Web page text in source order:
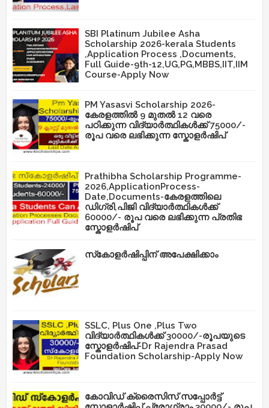
SBI Platinum Jubilee Asha
Scholarship 2026-kerala Students
,Application Process ,Documents,
Full Guide-9th-12,UG,PG,MBBS,IIT,IIM
Course-Apply Now
PM Yasasvi Scholarship 2026-
കേരളത്തിൽ 9 മുതൽ 12 വരെ
പഠിക്കുന്ന വിദ്യാർത്ഥികൾക്ക് 75000/-
രൂപ വരെ ലഭിക്കുന്ന സ്കോളർഷിപ്
Prathibha Scholarship Programme-
2026,ApplicationProcess-
Date,Documents-കേരളത്തിലെ
ഡിഗ്രി,പിജി വിദ്യാർത്ഥികൾക്ക്
60000/- രൂപ വരെ ലഭിക്കുന്ന പ്രതിഭ
സ്കോളർഷിപ്
സ്‌കോളർഷിപ്പിന് അപേക്ഷിക്കാം
SSLC, Plus One ,Plus Two
വിദ്യാർത്ഥികൾക്ക് 30000/-രൂപയുടെ
സ്കോളർഷിപ്-Dr Rajendra Prasad
Foundation Scholarship-Apply Now
കോവിഡ് ക്രൈസിസ് സപ്പോർട്ട്